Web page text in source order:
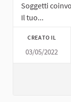
Soggetti
Il tuo...
CREATO IL
03/05/2022